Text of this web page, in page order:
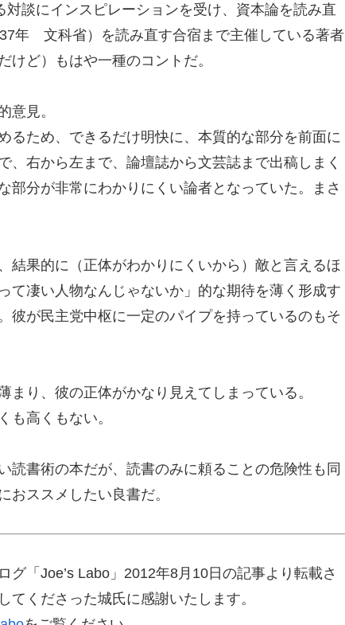
対談にインスピレーションを受け、資本論を読み直
年 文科省）を読み直す合宿まで主催している著者
けど）もはや一種のコントだ。
意見。
るため、できるだけ明快に、本質的な部分を前面に
、右から左まで、論壇誌から文芸誌まで出稿しまく
部分が非常にわかりにくい論者となっていた。まさ
結果的に（正体がわかりにくいから）敵と言えるほ
て凄い人物なんじゃないか」的な期待を薄く形成す
彼が民主党中枢に一定のパイプを持っているのもそ
まり、彼の正体がかなり見えてしまっている。
も高くもない。
読書術の本だが、読書のみに頼ることの危険性も同
おススメしたい良書だ。
「Joe’s Labo」2012年8月10日の記事より転載さ
くださった城氏に感謝いたします。